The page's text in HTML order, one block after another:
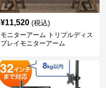
¥11,520 (税込)
モニターアーム トリプルディス
プレイモニターアーム